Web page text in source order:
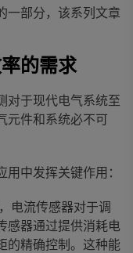
一部分，该系列文章
的需求
对于现代电气系统至
元件和系统必不可
中发挥关键作用：
电流传感器对于调
感器通过提供消耗电
的精确控制。这种能